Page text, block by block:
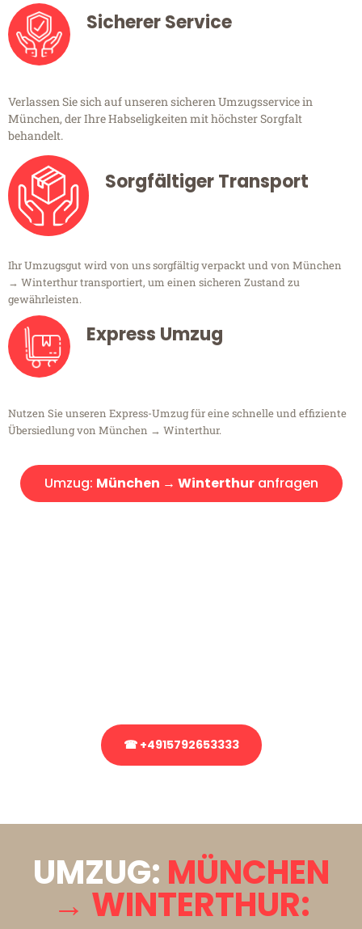
Sicherer Service
Verlassen Sie sich auf unseren sicheren Umzugsservice in
München, der Ihre Habseligkeiten mit höchster Sorgfalt
behandelt.
Sorgfältiger Transport
Ihr Umzugsgut wird von uns sorgfältig verpackt und von München
→ Winterthur transportiert, um einen sicheren Zustand zu
gewährleisten.
Express Umzug
Nutzen Sie unseren Express-Umzug für eine schnelle und effiziente
Übersiedlung von München → Winterthur.
Umzug: München → Winterthuranfragen
☎ +4915792653333
UMZUG: MÜNCHEN
→ WINTERTHUR: